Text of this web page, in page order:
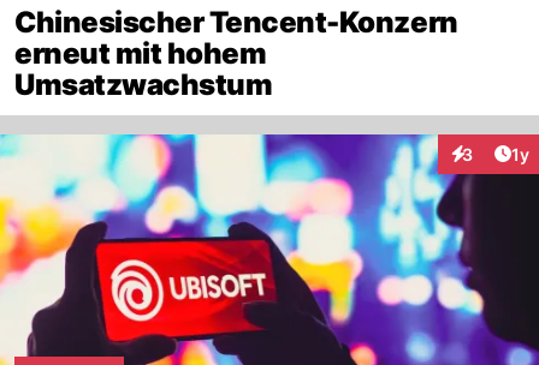
Chinesischer Tencent-Konzern
erneut mit hohem
Umsatzwachstum
3 1y